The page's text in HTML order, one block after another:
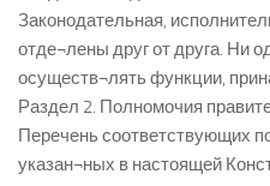
Законодательная,
отде¬лены друг от друга. Ни
осуществ¬лять функции,
Раздел 2. Полномочия
Перечень соответствующих
указан¬ных в настоящей